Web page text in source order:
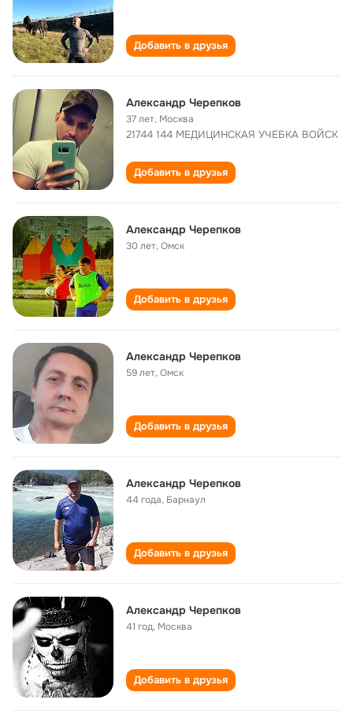
Добавить в друзья
Александр Черепков
37 лет, Москва
21744 144 МЕДИЦИНСКАЯ УЧЕБКА ВОЙСК
Добавить в друзья
Александр Черепков
30 лет,Омск
Добавить в друзья
Александр Черепков
59 лет,Омск
Добавить в друзья
Александр Черепков
44 года, Барнаул
Добавить в друзья
Александр Черепков
41 год, Москва
Добавить в друзья